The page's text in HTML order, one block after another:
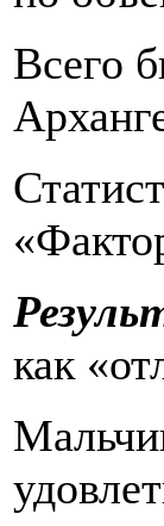
Всего
как